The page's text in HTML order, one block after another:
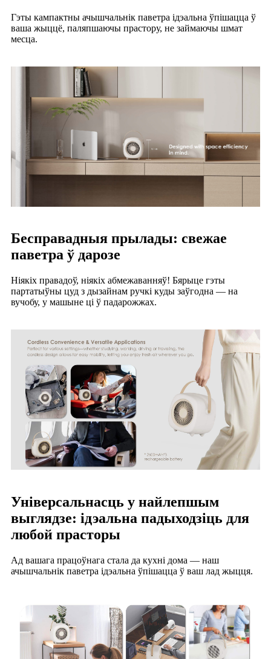
Гэты кампактны ачышчальнік паветра ідэальна ўпішацца ў
ваша жыццё, паляпшаючы прастору, не займаючы шмат
месца.
Бесправадныя прылады: свежае
паветра ў дарозе
Ніякіх правадоў, ніякіх абмежаванняў! Бярыце гэты
партатыўны цуд з дызайнам ручкі куды заўгодна — на
вучобу, у машыне ці ў падарожжах.
Універсальнасць у найлепшым
выглядзе: ідэальна падыходзіць для
любой прасторы
Ад вашага працоўнага стала да кухні дома — наш
ачышчальнік паветра ідэальна ўпішацца ў ваш лад жыцця.